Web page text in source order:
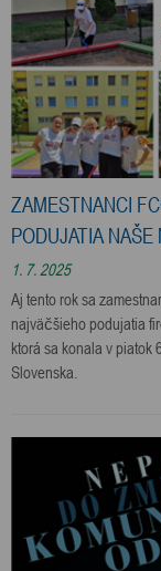
ZAMESTNANCI
PODUJATIA NAŠE
1. 7. 2025
Aj tento rok sa
najväčšieho podujatia
ktorá sa konala v
Slovenska.